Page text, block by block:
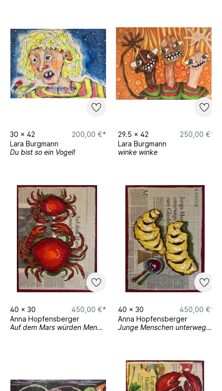
30 x 42
200,00 €*
Lara Burgmann
Du bist so ein Vogel!
29.5 x 42
250,00 €*
Lara Burgmann
winke winke
40 x 30
450,00 €*
Anna Hopfensberger
Auf dem Mars würden Menschen schrumpfen
40 x 30
450,00 €*
Anna Hopfensberger
Junge Menschen unterwegs zum Glauben